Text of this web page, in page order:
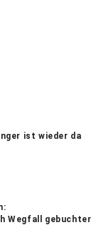
ist wieder da
Wegfall gebuchter